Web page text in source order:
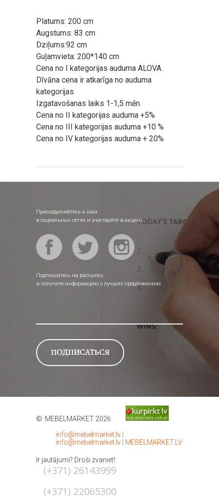
Platums: 200 cm
Augstums: 83 cm
Dziļums:92 cm
Guļamvieta: 200*140 cm
Cena no I kategorijas auduma ALOVA.
Dīvāna cena ir atkarīga no auduma
kategorijas
Izgatavošanas laiks 1-1,5 mēn.
Cena no II kategorijas auduma +5%
Cena no III kategorijas auduma +10 %
Cena no IV kategorijas auduma + 20%
Присоединяйтесь к нам
в социальных сетях и участвуйте в акциях
Подпишитесь на рассылку
и получите информацию о лучших предложениях
© MEBELMARKET 2026
info@mebelmarket.lv
info@mebelmarket.lv
MEBELMARKET.LV
Ir jautājumi? Droši zvaniet!:
(+371) 26143999
(+371) 22065300